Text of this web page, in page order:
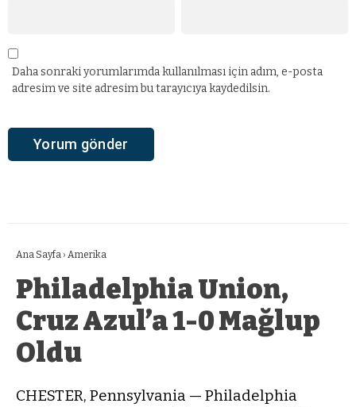
Daha sonraki yorumlarımda kullanılması için adım, e-posta
adresim ve site adresim bu tarayıcıya kaydedilsin.
Ana Sayfa › Amerika
Philadelphia Union,
Cruz Azul’a 1-0 Mağlup
Oldu
CHESTER, Pennsylvania — Philadelphia